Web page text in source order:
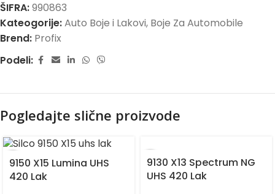
ŠIFRA:990863
Kateogorije:Auto Boje i Lakovi, Boje Za Automobile
Brend: Profix
Podeli:
Pogledajte slične proizvode
9150 X15 Lumina UHS
420 Lak
9130 X13 Spectrum NG
UHS 420 Lak